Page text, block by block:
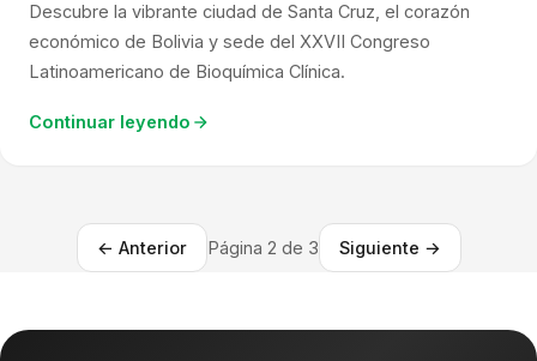
Descubre la vibrante ciudad de Santa Cruz, el corazón
económico de Bolivia y sede del XXVII Congreso
Latinoamericano de Bioquímica Clínica.
Continuar leyendo
← Anterior Página 2 de 3 Siguiente →